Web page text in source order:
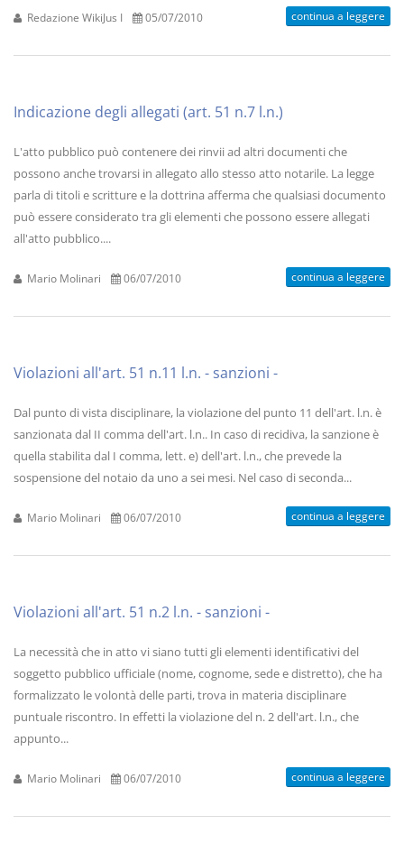
Redazione WikiJus I 05/07/2010 continua a leggere
Indicazione degli allegati (art. 51 n.7 l.n.)
L'atto pubblico può contenere dei rinvii ad altri documenti che
possono anche trovarsi in allegato allo stesso atto notarile. La legge
parla di titoli e scritture e la dottrina afferma che qualsiasi documento
può essere considerato tra gli elementi che possono essere allegati
all'atto pubblico....
Mario Molinari 06/07/2010 continua a leggere
Violazioni all'art. 51 n.11 l.n. - sanzioni -
Dal punto di vista disciplinare, la violazione del punto 11 dell'art. l.n. è
sanzionata dal II comma dell'art. l.n.. In caso di recidiva, la sanzione è
quella stabilita dal I comma, lett. e) dell'art. l.n., che prevede la
sospensione del notaio da uno a sei mesi. Nel caso di seconda...
Mario Molinari 06/07/2010 continua a leggere
Violazioni all'art. 51 n.2 l.n. - sanzioni -
La necessità che in atto vi siano tutti gli elementi identificativi del
soggetto pubblico ufficiale (nome, cognome, sede e distretto), che ha
formalizzato le volontà delle parti, trova in materia disciplinare
puntuale riscontro. In effetti la violazione del n. 2 dell'art. l.n., che
appunto...
Mario Molinari 06/07/2010 continua a leggere